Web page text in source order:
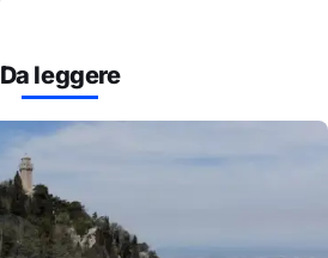
Da leggere